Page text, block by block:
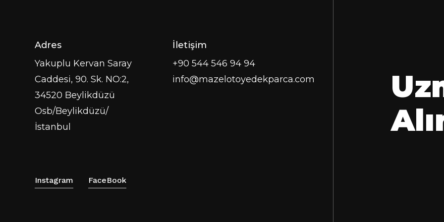
Adres
Yakuplu Kervan Saray
Caddesi, 90. Sk. NO:2,
34520 Beylikdüzü
Osb/Beylikdüzü/
İstanbul
İletişim
+90 544 546 94 94
info@mazelotoyedekparca.com
Instagram FaceBook